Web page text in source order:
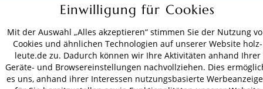
VERSAND
Einwilligung für Cookies
Mit der Auswahl „Alles akzeptieren“ stimmen Sie der Nutzung
Cookies und ähnlichen Technologien auf unserer Website holz-
leute.de zu. Dadurch können wir Ihre Aktivitäten anhand Ihrer
Geräte- und Browsereinstellungen nachvollziehen. Dies
es uns, anhand ihrer Interessen nutzungsbasierte